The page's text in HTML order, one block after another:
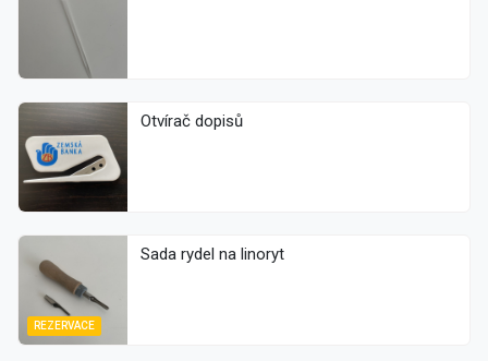
Otvírač dopisů
REZERVACE
Sada rydel na linoryt